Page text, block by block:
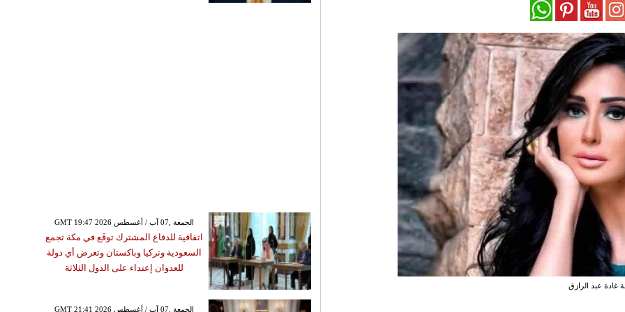
غادة عبد الرازق
GMT 19:47 2026 الجمعة ,07 آب / أغسطس
اتفاقية للدفاع المشترك توقَع في مكة تجمع
السعودية وتركيا وباكستان وتعرض أي دولة
للعدوان إعتداء على الدول الثلاثة
GMT 21:41 2026 الجمعة ,07 آب / أغسطس